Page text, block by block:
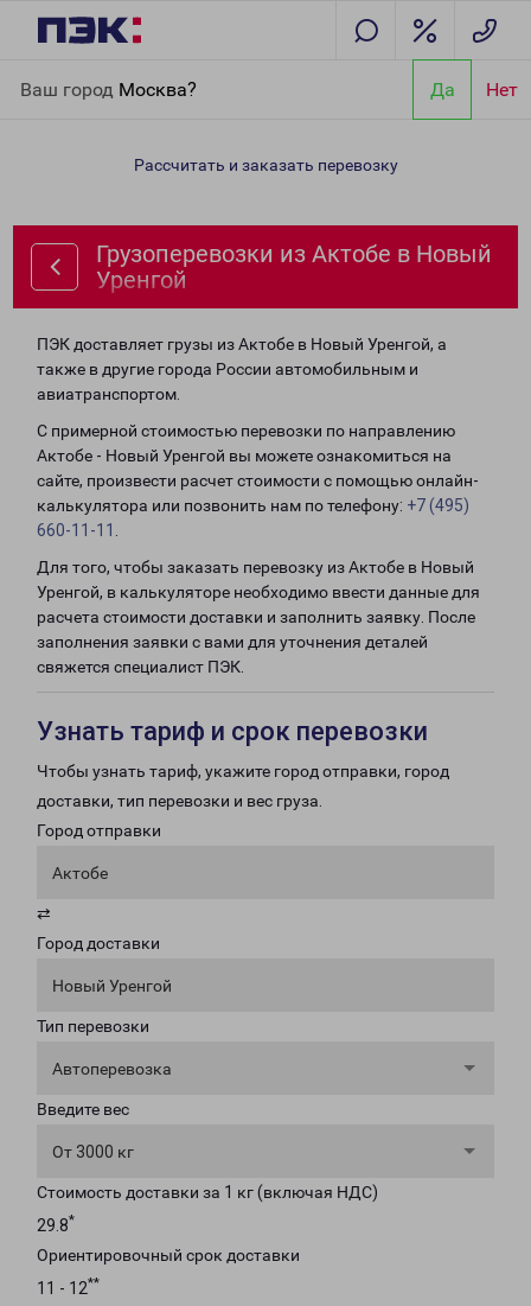
Ваш город Москва? Да Нет
Уренгой
Рассчитать и заказать перевозку
Грузоперевозки из Актобе в Новый
Уренгой
ПЭК доставляет грузы из Актобе в Новый Уренгой, а
также в другие города России автомобильным и
авиатранспортом.
С примерной стоимостью перевозки по направлению
Актобе - Новый Уренгой вы можете ознакомиться на
сайте, произвести расчет стоимости с помощью онлайн-
калькулятора или позвонить нам по телефону: +7 (495)
660-11-11
Для того, чтобы заказать перевозку из Актобе в Новый
Уренгой, в калькуляторе необходимо ввести данные для
расчета стоимости доставки и заполнить заявку. После
заполнения заявки с вами для уточнения деталей
свяжется специалист ПЭК.
Узнать тариф и срок перевозки
Чтобы узнать тариф, укажите город отправки, город
доставки, тип перевозки и вес груза.
Город отправки
Актобе
⇄
Город доставки
Новый Уренгой
Тип перевозки
Автоперевозка
Введите вес
От 3000 кг
Стоимость доставки за 1 кг (включая НДС)
29.8*
Ориентировочный срок доставки
11 - 12**